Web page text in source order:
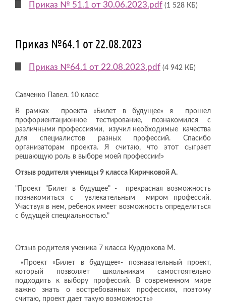
Приказ № 51.1 от 30.06.2023.pdf (1 528 КБ)
Приказ №64.1 от 22.08.2023
Приказ №64.1 от 22.08.2023.pdf (4 942 КБ)
Савченко Павел. 10 класс
В рамках проекта «Билет в будущее» я прошел
профориентационное тестирование, познакомился с
различными профессиями, изучил необходимые качества
для специалистов разных профессий. Спасибо
организаторам проекта. Я считаю, что этот сыграет
решающую роль в выборе моей профессии!»
Отзыв родителя ученицы 9 класса Киричковой А.
"Проект "Билет в будущее" - прекрасная возможность
познакомиться с увлекательным миром профессий.
Участвуя в нем, ребенок имеет возможность определиться
с будущей специальностью."
Отзыв родителя ученика 7 класса Курдюкова М.
«Проект «Билет в будущее»- познавательный проект,
который позволяет школьникам самостоятельно
подходить к выбору профессий. В современном мире
важно знать о востребованных профессиях, поэтому
считаю, проект дает такую возможность»